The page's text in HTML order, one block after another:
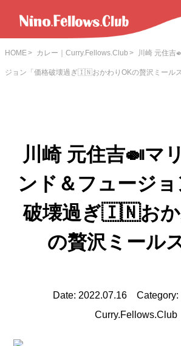
HOME カレー｜Curry.Fellows.Club 川崎 元住吉
ジョン「価格破壊過ぎ🇮🇳おかわりOKの贅沢ミールス
川崎 元住吉🍛マ
ンド＆フュージ
破壊過ぎ🇮🇳おか
の贅沢ミール
Date: 2022.07.16 Category:
Curry.Fellows.Club